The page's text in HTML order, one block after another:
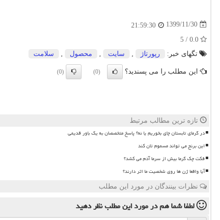
1399/11/30
21:59:30
تگهای خبر:
رپورتاژ سایت محصول سلامت
این مطلب را می پسندید؟ (0)
(0)
تازه ترین مطالب مرتبط
در گرمای تابستان چای بخوریم یا نه؟ پاسخ متخصصان به یک باور قدیمی
این برنج می تواند مسموم تان کند
فکت چک گرما بیش از سرما آدم می کشد؟
آیا واقعا ژن ها روی شخصیت ما اثر دارند؟
نظرات بینندگان در مورد این مطلب
لطفا شما همدر مورد این مطلبنظر دهید